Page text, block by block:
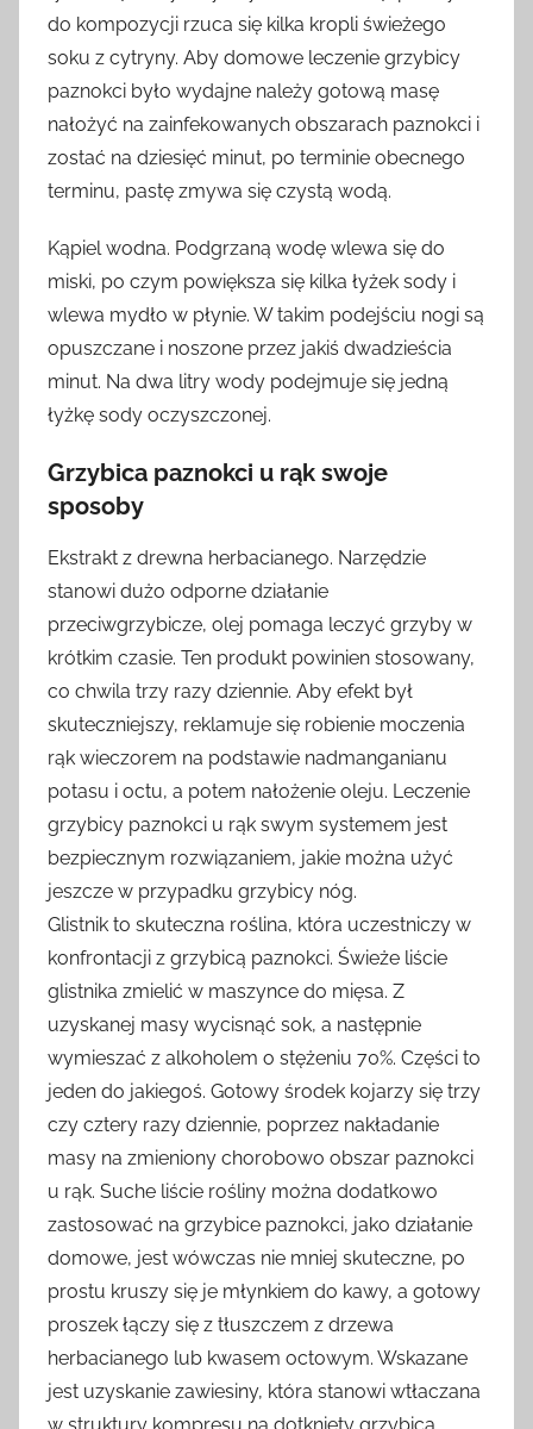
do kompozycji rzuca się kilka kropli świeżego
soku z cytryny. Aby domowe leczenie grzybicy
paznokci było wydajne należy gotową masę
nałożyć na zainfekowanych obszarach paznokci i
zostać na dziesięć minut, po terminie obecnego
terminu, pastę zmywa się czystą wodą.
Kąpiel wodna. Podgrzaną wodę wlewa się do
miski, po czym powiększa się kilka łyżek sody i
wlewa mydło w płynie. W takim podejściu nogi są
opuszczane i noszone przez jakiś dwadzieścia
minut. Na dwa litry wody podejmuje się jedną
łyżkę sody oczyszczonej.
Grzybica paznokci u rąk swoje
sposoby
Ekstrakt z drewna herbacianego. Narzędzie
stanowi dużo odporne działanie
przeciwgrzybicze, olej pomaga leczyć grzyby w
krótkim czasie. Ten produkt powinien stosowany,
co chwila trzy razy dziennie. Aby efekt był
skuteczniejszy, reklamuje się robienie moczenia
rąk wieczorem na podstawie nadmanganianu
potasu i octu, a potem nałożenie oleju. Leczenie
grzybicy paznokci u rąk swym systemem jest
bezpiecznym rozwiązaniem, jakie można użyć
jeszcze w przypadku grzybicy nóg.
Glistnik to skuteczna roślina, która uczestniczy w
konfrontacji z grzybicą paznokci. Świeże liście
glistnika zmielić w maszynce do mięsa. Z
uzyskanej masy wycisnąć sok, a następnie
wymieszać z alkoholem o stężeniu 70%. Części to
jeden do jakiegoś. Gotowy środek kojarzy się trzy
czy cztery razy dziennie, poprzez nakładanie
masy na zmieniony chorobowo obszar paznokci
u rąk. Suche liście rośliny można dodatkowo
zastosować na grzybice paznokci, jako działanie
domowe, jest wówczas nie mniej skuteczne, po
prostu kruszy się je młynkiem do kawy, a gotowy
proszek łączy się z tłuszczem z drzewa
herbacianego lub kwasem octowym. Wskazane
jest uzyskanie zawiesiny, która stanowi wtłaczana